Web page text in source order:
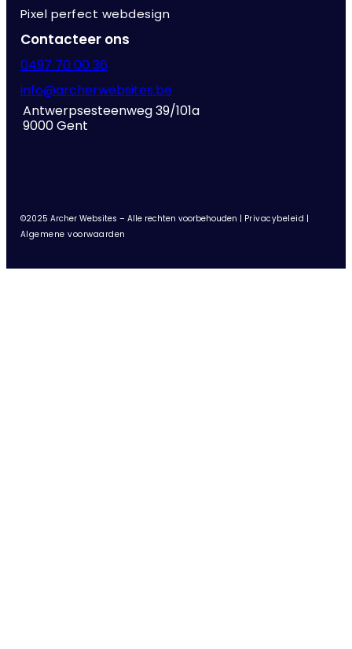
Pixel perfect webdesign
Contacteer ons
0497 70 00 36
info@archerwebsites.be
Antwerpsesteenweg 39/101a
9000 Gent
©2025 Archer Websites – Alle rechten voorbehouden | Privacybeleid |
Algemene voorwaarden